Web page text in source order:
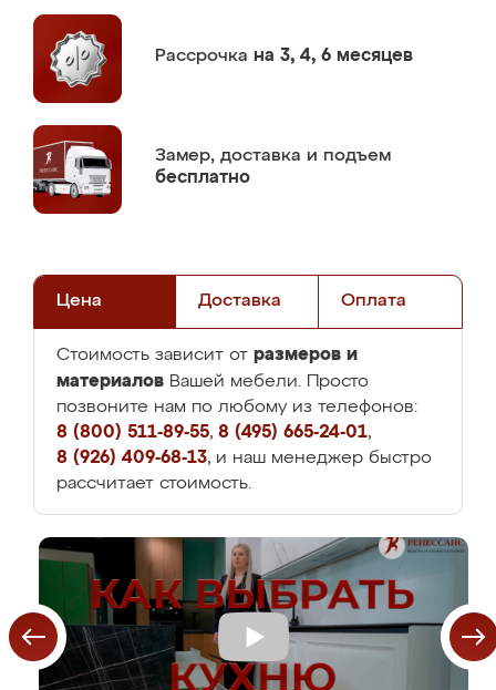
Рассрочка на 3, 4, 6 месяцев
Замер, доставка и подъем
бесплатно
Цена Доставка Оплата
Стоимость зависит от размеров и
материалов Вашей мебели. Просто
позвоните нам по любому из телефонов:
8 (800) 511-89-55, 8 (495) 665-24-01,
8 (926) 409-68-13, и наш менеджер быстро
рассчитает стоимость.